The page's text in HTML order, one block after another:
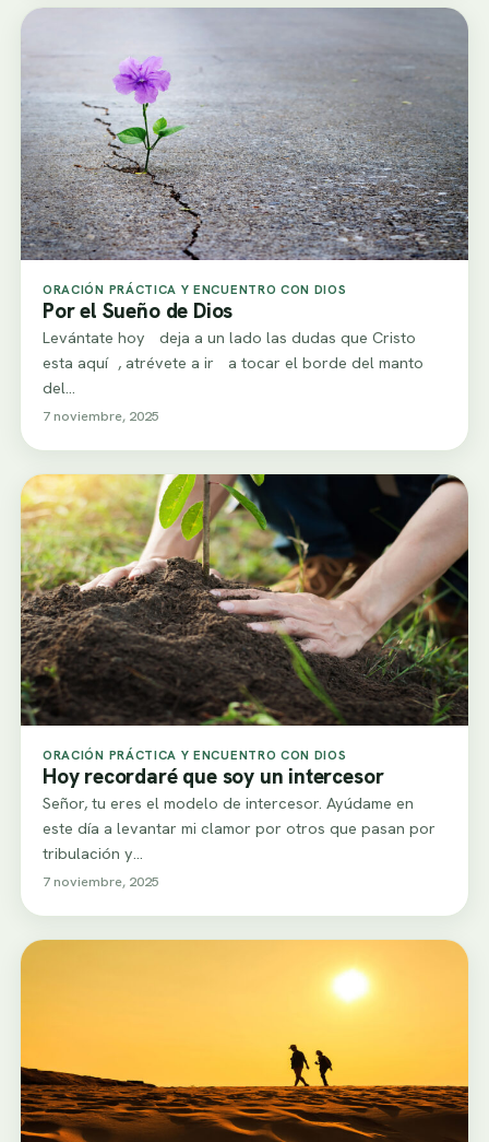
ORACIÓN PRÁCTICA Y ENCUENTRO CON DIOS
Por el Sueño de Dios
Levántate hoy deja a un lado las dudas que Cristo
esta aquí , atrévete a ir a tocar el borde del manto
del…
7 noviembre, 2025
ORACIÓN PRÁCTICA Y ENCUENTRO CON DIOS
Hoy recordaré que soy un intercesor
Señor, tu eres el modelo de intercesor. Ayúdame en
este día a levantar mi clamor por otros que pasan por
tribulación y…
7 noviembre, 2025